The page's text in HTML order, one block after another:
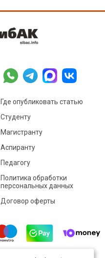
Где опубликовать статью
Студенту
Магистранту
Аспиранту
Педагогу
Политика обработки
персональных данных
Договор оферты